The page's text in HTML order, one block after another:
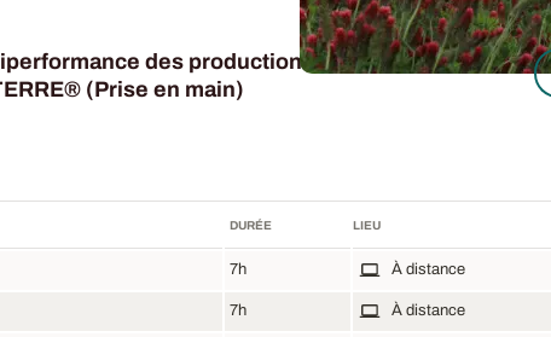
des productions
(Prise en main)
DURÉE LIEU
7h À distance
7h À distance